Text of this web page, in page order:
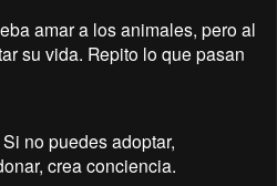
amar a los animales, pero al
su vida. Repito lo que pasan
no puedes adoptar,
crea conciencia.